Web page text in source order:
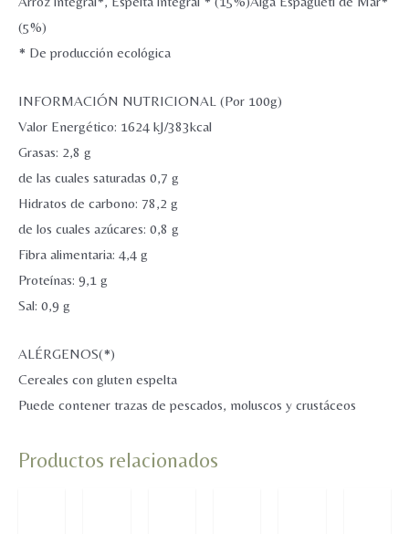
(5%)
* De producción ecológica
INFORMACIÓN NUTRICIONAL (Por 100g)
Valor Energético: 1624 kJ/383kcal
Grasas: 2,8 g
de las cuales saturadas 0,7 g
Hidratos de carbono: 78,2 g
de los cuales azúcares: 0,8 g
Fibra alimentaria: 4,4 g
Proteínas: 9,1 g
Sal: 0,9 g
ALÉRGENOS(*)
Cereales con gluten espelta
Puede contener trazas de pescados, moluscos y crustáceos
Productos relacionados